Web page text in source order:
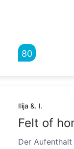
80
Ilija &. I.
Felt of
Der